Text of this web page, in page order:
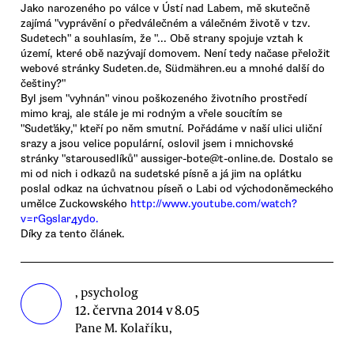
Jako narozeného po válce v Ústí nad Labem, mě skutečně
zajímá "vyprávění o předválečném a válečném životě v tzv.
Sudetech" a souhlasím, že "... Obě strany spojuje vztah k
území, které obě nazývají domovem. Není tedy načase přeložit
webové stránky Sudeten.de, Südmähren.eu a mnohé další do
češtiny?"
Byl jsem "vyhnán" vinou poškozeného životního prostředí
mimo kraj, ale stále je mi rodným a vřele soucítím se
"Sudeťáky," kteří po něm smutní. Pořádáme v naší ulici uliční
srazy a jsou velice populární, oslovil jsem i mnichovské
stránky "starousedlíků" aussiger-bote@t-online.de. Dostalo se
mi od nich i odkazů na sudetské písně a já jim na oplátku
poslal odkaz na úchvatnou píseň o Labi od východoněmeckého
umělce Zuckowského http://www.youtube.com/watch?
v=rG9slar4ydo.
Díky za tento článek.
, psycholog
12. června 2014 v 8.05
Pane M. Kolaříku,